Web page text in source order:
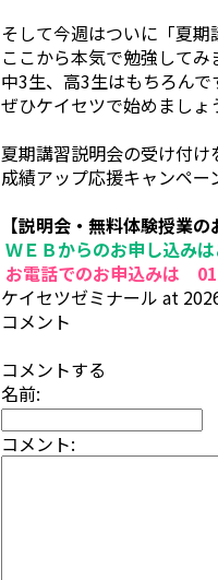
そして今週はついに「夏期
ここから本気で勉強してみ
中3生、高3生はもちろん
ぜひケイセツで始めましょ
夏期講習説明会の受け付け
成績アップ応援キャンペ
【説明会・無料体験授業の
ＷＥＢからのお申し込み
お電話でのお申込みは
ケイセツゼミナール at
コメント
コメントする
名前:
コメント: